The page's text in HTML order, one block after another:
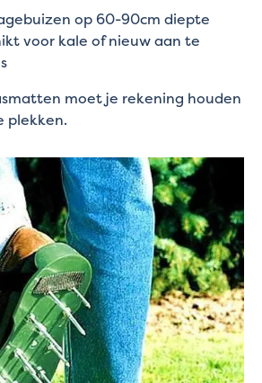
op 60-90cm diepte
voor kale of nieuw aan te
moet je rekening houden
plekken.